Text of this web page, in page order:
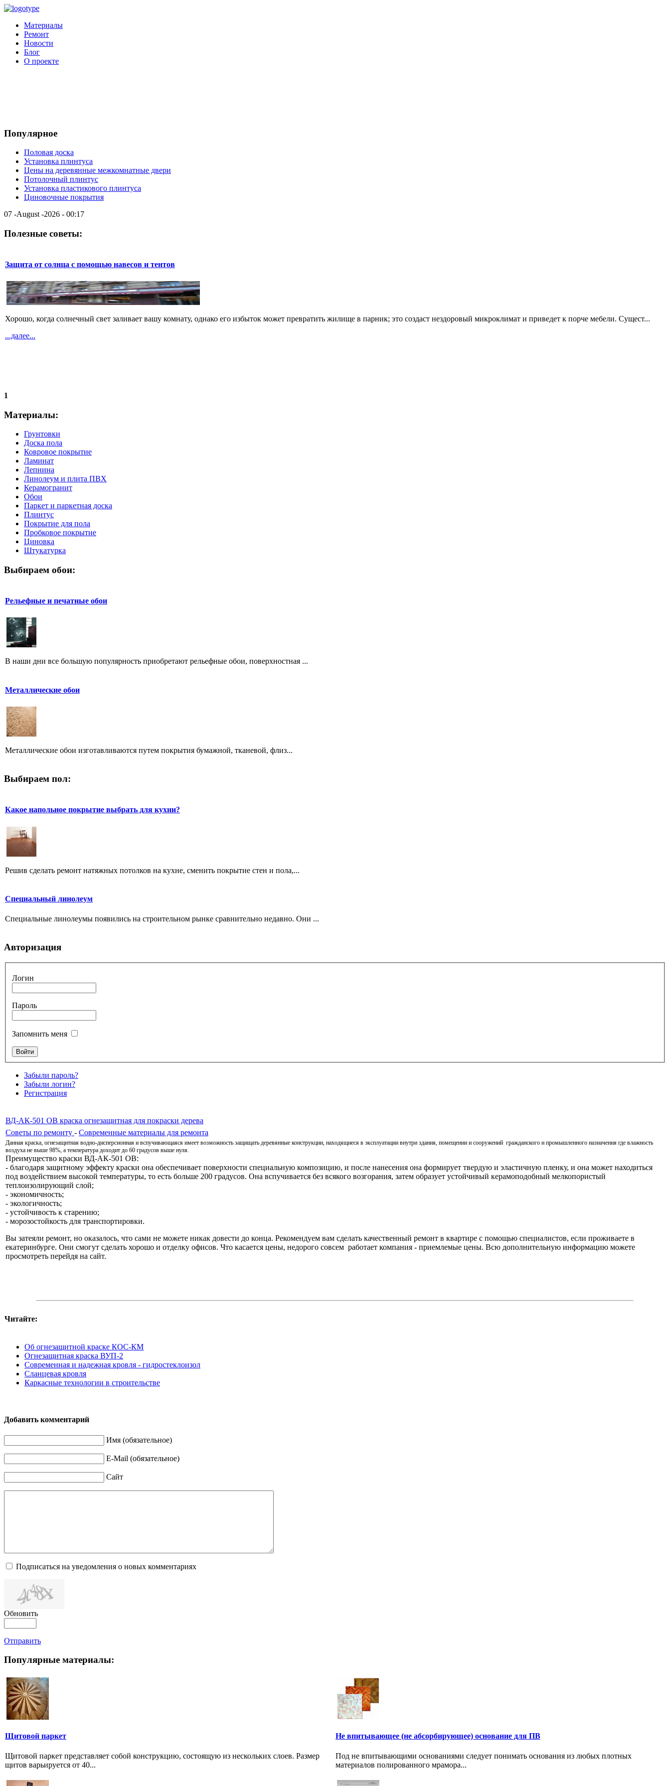
Материалы
Ремонт
Новости
Блог
О проекте
Популярное
Половая доска
Установка плинтуса
Цены на деревянные межкомнатные двери
Потолочный плинтус
Установка пластикового плинтуса
Циновочные покрытия
07 -August -2026 - 00:17
Полезные советы:
Защита от солнца с помощью навесов и тентов
Хорошо, когда солнечный свет заливает вашу комнату, однако его избыток может превратить жилище в парник; это создаст нездоровый микроклимат и приведет к порче мебели. Сущест...
...далее...
1
Материалы:
Грунтовки
Доска пола
Ковровое покрытие
Ламинат
Лепнина
Линолеум и плита ПВХ
Керамогранит
Обои
Паркет и паркетная доска
Плинтус
Покрытие для пола
Пробковое покрытие
Циновка
Штукатурка
Выбираем обои:
Рельефные и печатные обои
В наши дни все большую популярность приобретают рельефные обои, поверхностная ...
Металлические обои
Металлические обои изготавливаются путем покрытия бумажной, тканевой, флиз...
Выбираем пол:
Какое напольное покрытие выбрать для кухни?
Решив сделать ремонт натяжных потолков на кухне, сменить покрытие стен и пола,...
Специальный линолеум
Специальные линолеумы появились на строительном рынке сравнительно недавно. Они ...
Авторизация
Логин
Пароль
Запомнить меня
Забыли пароль?
Забыли логин?
Регистрация
ВД-АК-501 ОВ краска огнезащитная для покраски дерева
Советы по ремонту - Современные материалы для ремонта
Данная краска, огнезащитная водно-дисперсионная и вспучивающаяся имеет возможность защищать деревянные конструкции, находящиеся в эксплуатации внутри здания, помещении и сооружений гражданского и промышленного назначения где влажность
воздуха не выше 98%, а температура доходит до 60 градусов выше нуля.
Преимущество краски ВД-АК-501 ОВ:
- благодаря защитному эффекту краски она обеспечивает поверхности специальную композицию, и после нанесения она формирует твердую и эластичную пленку, и она может находиться
под воздействием высокой температуры, то есть больше 200 градусов. Она вспучивается без всякого возгорания, затем образует устойчивый керамоподобный мелкопористый
теплоизолирующий слой;
- экономичность;
- экологичность;
- устойчивость к старению;
- морозостойкость для транспортировки.
Вы затеяли ремонт, но оказалось, что сами не можете никак довести до конца. Рекомендуем вам сделать качественный ремонт в квартире с помощью специалистов, если проживаете в
екатеринбурге. Они смогут сделать хорошо и отделку офисов. Что касается цены, недорого совсем работает компания - приемлемые цены. Всю дополнительную информацию можете
просмотреть перейдя на сайт.
Читайте:
Об огнезащитной краске КОС-КМ
Огнезащитная краска ВУП-2
Современная и надежная кровля - гидростеклоизол
Сланцевая кровля
Каркасные технологии в строительстве
Добавить комментарий
Имя (обязательное)
E-Mail (обязательное)
Сайт
Подписаться на уведомления о новых комментариях
Обновить
Отправить
Популярные материалы:
Щитовой паркет
Щитовой паркет представляет собой конструкцию, состоящую из нескольких слоев. Размер
щитов варьируется от 40...
Не впитывающее (не абсорбирующее) основание для ПВ
Под не впитывающими основаниями следует понимать основания из любых плотных
материалов полированного мрамора...